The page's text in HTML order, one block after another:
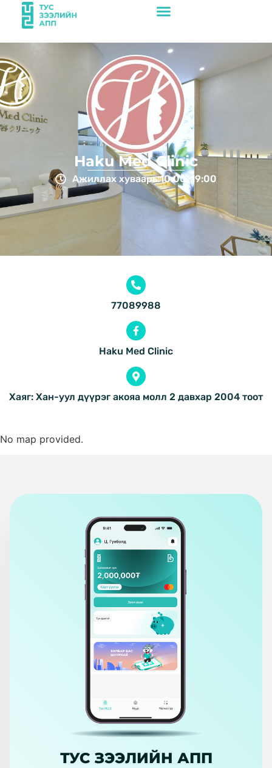
Haku Med Clinic
Ажиллах хуваарь:10:00-19:00
77089988
Haku Med Clinic
Хаяг: Хан-уул дүүрэг акояа молл 2 давхар 2004 тоот
No map provided.
ТУС ЗЭЭЛИЙН АПП